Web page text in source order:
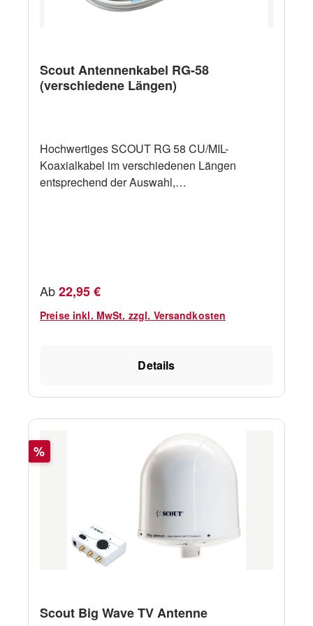
Scout Antennenkabel RG-58
(verschiedene Längen)
Hochwertiges SCOUT RG 58 CU/MIL-
Koaxialkabel im verschiedenen Längen
entsprechend der Auswahl,
Regulärer Preis:
Ab22,95 €
Preise inkl. MwSt. zzgl. Versandkosten
Details
Rabatt
%
Scout Big Wave TV Antenne